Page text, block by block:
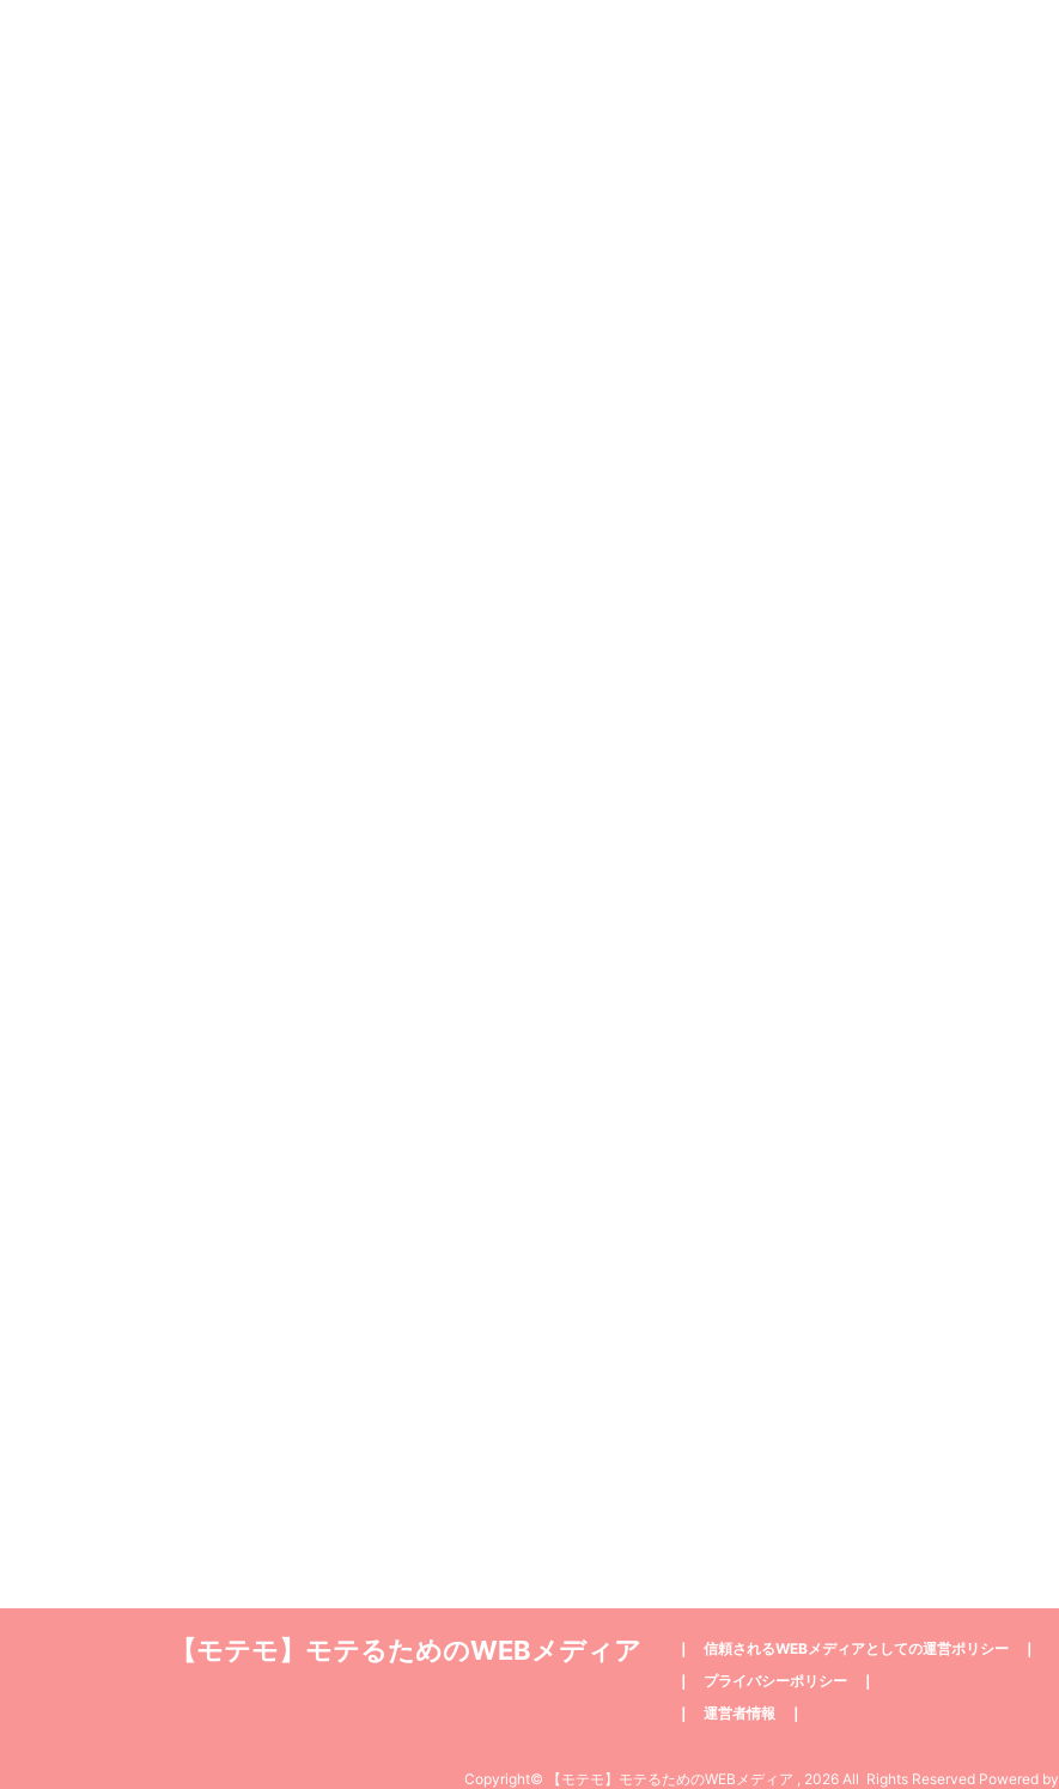
❘ 信頼されるWEBメディアとしての運営ポリシー ❘
❘ プライバシーポリシー ❘
❘ 運営者情報 ❘
【モテモ】モテるためのWEBメディア
Copyright© 【モテモ】モテるためのWEBメディア , 2026 All Rights Reserved Powered by